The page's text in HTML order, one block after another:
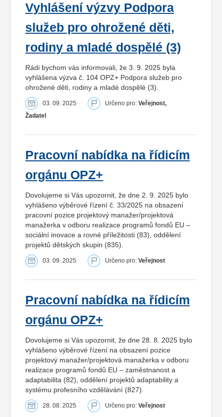
Vyhlášení výzvy Podpora
služeb pro ohrožené děti,
rodiny a mladé dospělé (3)
Rádi bychom vás informovali, že 3. 9. 2025 byla
vyhlášena výzva č. 104 OPZ+ Podpora služeb pro
ohrožené děti, rodiny a mladé dospělé (3).
03. 09. 2025 Určeno pro: Veřejnost,
Žadatel
Pracovní nabídka na řídicím
orgánu OPZ+
Dovolujeme si Vás upozornit, že dne 2. 9. 2025 bylo
vyhlášeno výběrové řízení č. 33/2025 na obsazení
pracovní pozice projektový manažer/projektová
manažerka v odboru realizace programů fondů EU –
sociální inovace a rovné příležitosti (83), oddělení
projektů dětských skupin (835).
03. 09. 2025 Určeno pro: Veřejnost
Pracovní nabídka na řídicím
orgánu OPZ+
Dovolujeme si Vás upozornit, že dne 28. 8. 2025 bylo
vyhlášeno výběrové řízení na obsazení pozice
projektový manažer/projektová manažerka v odboru
realizace programů fondů EU – zaměstnanost a
adaptabilita (82), oddělení projektů adaptability a
systému profesního vzdělávání (827).
28. 08. 2025 Určeno pro: Veřejnost